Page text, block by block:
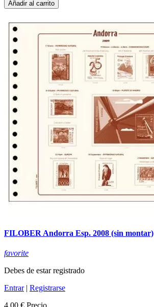
Añadir al carrito
FILOBER Andorra Esp. 2008 (sin montar)
favorite
Debes de estar registrado
Entrar| Registrarse
4,00 € Precio